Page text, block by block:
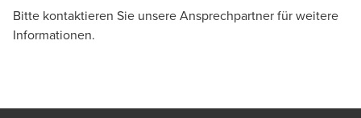
Bitte kontaktieren Sie unsere Ansprechpartner für weitere
Informationen.
Lara Felber
Transaction Services, Manager, Luzern